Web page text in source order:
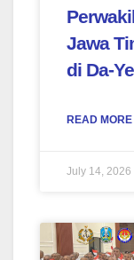
Jawa
di Da-
READ MORE
July 14, 2026